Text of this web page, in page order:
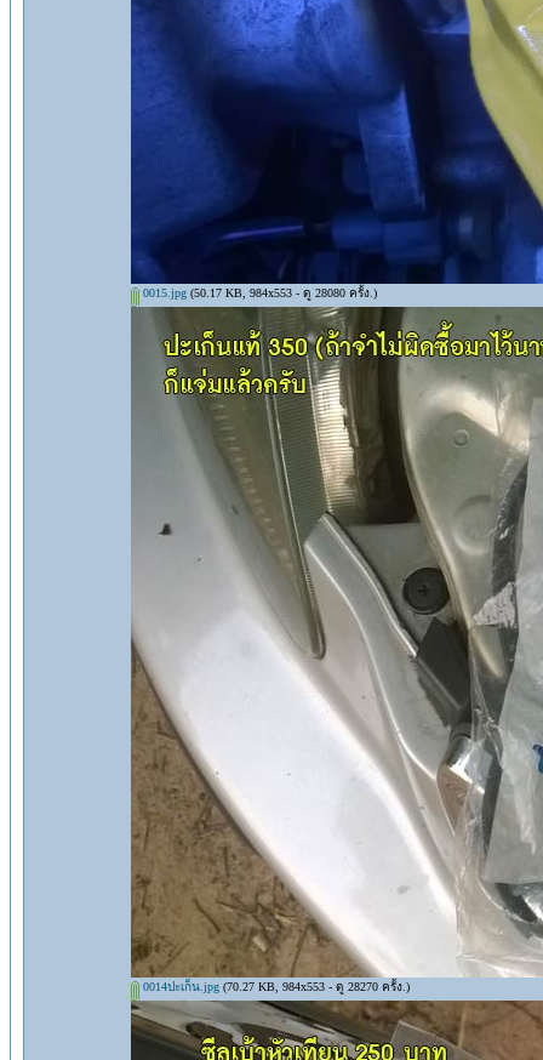
0015.jpg (50.17 KB, 984x553 - ดู 28080 ครั้ง.)
0014ปะเก็น.jpg (70.27 KB, 984x553 - ดู 28270 ครั้ง.)